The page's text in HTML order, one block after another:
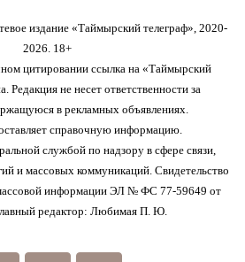
издание «Таймырский телеграф», 2020-
2026. 18+
цитировании ссылка на «Таймырский
Редакция не несет ответственности за
в рекламных объявлениях.
справочную информацию.
службой по надзору в сфере связи,
и массовых коммуникаций. Свидетельство
информации ЭЛ № ФС 77-59649 от
редактор: Любимая П. Ю.